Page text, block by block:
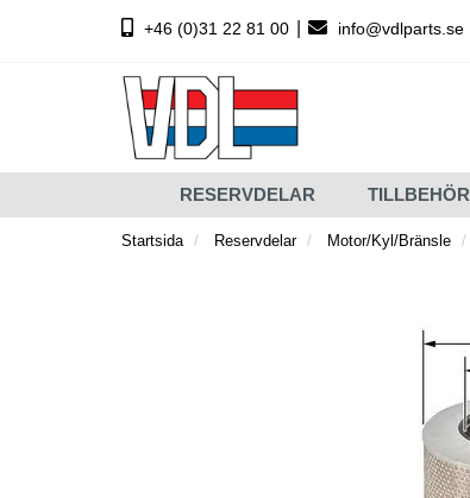
+46 (0)31 22 81 00 info@vdlparts.se
RESERVDELAR TILLBEHÖR
Startsida Reservdelar Motor/Kyl/Bränsle